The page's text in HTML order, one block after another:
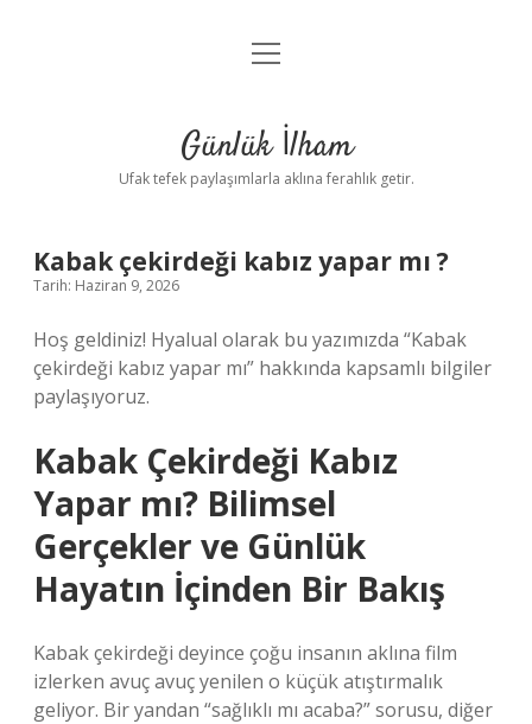
Anasayfa
Yasal Uyarı
menüyü
Günlük İlham
Ufak tefek paylaşımlarla aklına ferahlık getir.
Kabak çekirdeği kabız yapar mı ?
Tarih: Haziran 9, 2026
Hoş geldiniz! Hyalual olarak bu yazımızda “Kabak
çekirdeği kabız yapar mı” hakkında kapsamlı bilgiler
paylaşıyoruz.
Kabak Çekirdeği Kabız
Yapar mı? Bilimsel
Gerçekler ve Günlük
Hayatın İçinden Bir Bakış
Kabak çekirdeği deyince çoğu insanın aklına film
izlerken avuç avuç yenilen o küçük atıştırmalık
geliyor. Bir yandan “sağlıklı mı acaba?” sorusu, diğer